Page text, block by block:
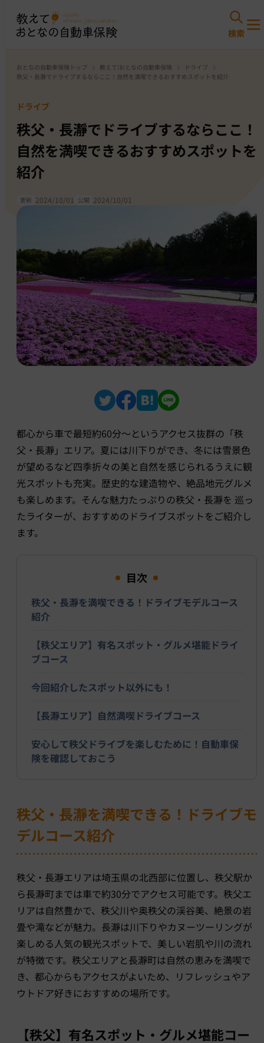
おとなの自動車保険トップ 教えて!おとなの自動車保険
ドライブ
秩父・長瀞でドライブするならここ！自然を満喫できるおすすめスポットを紹介
ドライブ
秩父・長瀞でドライブするならここ！
自然を満喫できるおすすめスポットを
紹介
更新 2024/10/01 公開 2024/10/01
都心から車で最短約60分～というアクセス抜群の「秩
父・長瀞」エリア。夏には川下りができ、冬には雪景色
が望めるなど四季折々の美と自然を感じられるうえに観
光スポットも充実。歴史的な建造物や、絶品地元グルメ
も楽しめます。そんな魅力たっぷりの秩父・長瀞を 巡っ
たライターが、おすすめのドライブスポットをご紹介し
ます。
目次
秩父・長瀞を満喫できる！ドライブモデルコース
紹介
【秩父エリア】有名スポット・グルメ堪能ドライ
ブコース
今回紹介したスポット以外にも！
【長瀞エリア】自然満喫ドライブコース
安心して秩父ドライブを楽しむために！自動車保
険を確認しておこう
秩父・長瀞を満喫できる！ドライブモ
デルコース紹介
秩父・長瀞エリアは埼玉県の北西部に位置し、秩父駅か
ら長瀞町までは車で約30分でアクセス可能です。秩父エ
リアは自然豊かで、秩父川や奥秩父の渓谷美、絶景の岩
畳や滝などが魅力。長瀞は川下りやカヌーツーリングが
楽しめる人気の観光スポットで、美しい岩肌や川の流れ
が特徴です。秩父エリアと長瀞町は自然の恵みを満喫で
き、都心からもアクセスがよいため、リフレッシュやア
ウトドア好きにおすすめの場所です。
【秩父】有名スポット・グルメ堪能コー